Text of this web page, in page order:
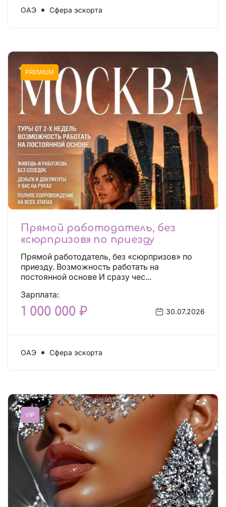
ОАЭ Сфера эскорта
PREMIUM
Прямой работодатель, без
«сюрпризов» по приезду
Прямой работодатель, без «сюрпризов» по
приезду. Возможность работать на
постоянной основе И сразу чес...
Зарплата:
1 000 000 ₽ 30.07.2026
ОАЭ Сфера эскорта
VIP